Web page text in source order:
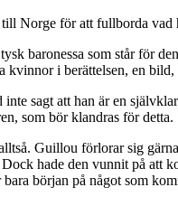
Norge för att fullborda
baronessa som står för
i berättelsen, en
sagt att han är en
som bör klandras för detta.
Guillou förlorar sig
hade den vunnit på att
bara början på något som